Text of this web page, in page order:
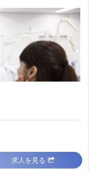
求人を見る